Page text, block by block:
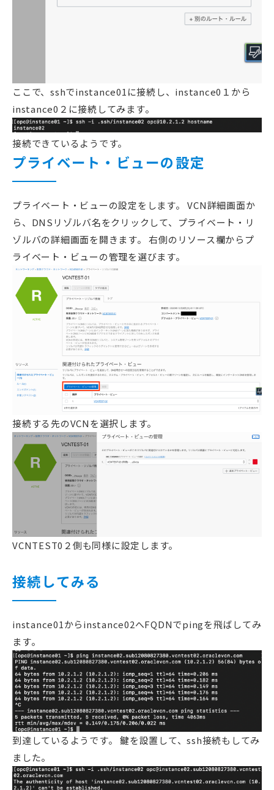
ここで、sshでinstance01に接続し、instance0１から
instance0２に接続してみます。
接続できているようです。
プライベート・ビューの設定
プライベート・ビューの設定をします。 VCN詳細画面か
ら、DNSリゾルバ名をクリックして、プライベート・リ
ゾルバの詳細画面を開きます。 右側のリソース欄からプ
ライベート・ビューの管理を選びます。
接続する先のVCNを選択します。
VCNTEST0２側も同様に設定します。
接続してみる
instance01からinstance02へFQDNでpingを飛ばしてみ
ます。
到達しているようです。 鍵を設置して、ssh接続もしてみ
ました。